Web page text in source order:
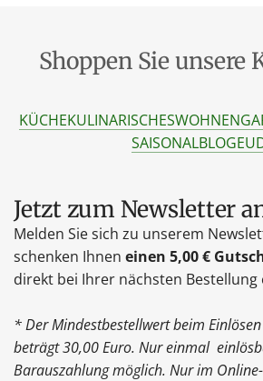
Shoppen Sie unsere
KÜCHEKULINARISCHESWOHNEN
SAISONALBLOGEU
Jetzt zum Newsletter
Melden Sie sich zu unserem
schenken Ihnen einen 5,00 €
direkt bei Ihrer nächsten Bestellung
* Der Mindestbestellwert beim
beträgt 30,00 Euro. Nur einmal
Barauszahlung möglich. Nur im